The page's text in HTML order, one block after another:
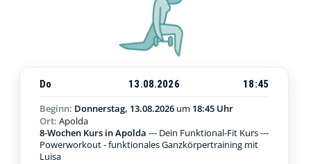
Do 13.08.2026
18:45
Beginn: Donnerstag, 13.08.2026 um 18:45 Uhr
Ort: Apolda
8-Wochen Kurs in Apolda --- Dein Funktional-Fit Kurs ---
Powerworkout - funktionales Ganzkörpertraining mit
Luisa